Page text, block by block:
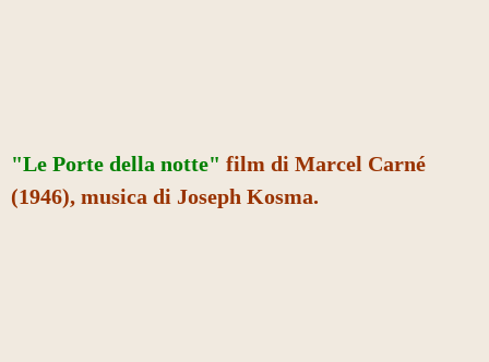
"Le Porte della notte" film di Marcel Carné
(1946), musica di Joseph Kosma.